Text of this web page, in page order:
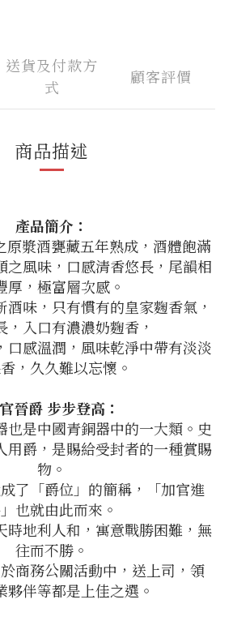
送貨及付款方
式
顧客評價
商品描述
產品簡介：
原漿酒甕藏五年熟成，酒體飽滿
之風味，口感清香悠長，尾韻相
厚，極富層次感。
味，只有慣有的皇家麴香氣，
，入口有濃濃奶麴香，
口感溫潤，風味乾淨中帶有淡淡
，久久難以忘懷。
晉爵 步步登高：
也是中國青銅器中的一大類。史
用爵，是賜給受封者的一種賞賜
物。
了「爵位」的簡稱，「加官進
也就由此而來。
時地利人和，寓意戰勝困難，無
往而不勝。
商務公關活動中，送上司，領
夥伴等都是上佳之選。